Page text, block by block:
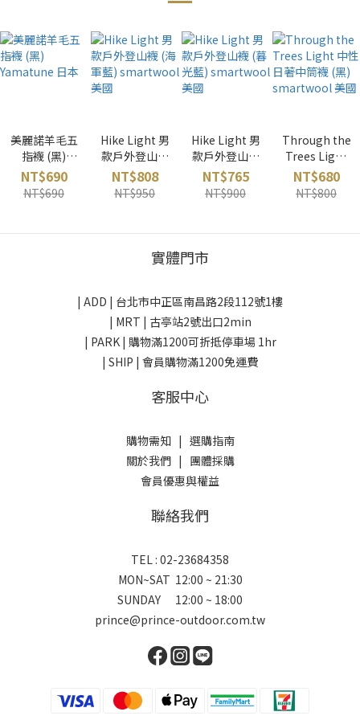
美麗諾羊毛五
指襪 (黑)
Yamatune 日
本
NT$690
NT$690
Hike Light 男
款戶外登山襪
(海軍藍)
smartwool
美國
NT$808
NT$950
Hike Light 男
款戶外登山襪
(暮光藍)
smartwool
美國
NT$765
NT$900
Through the
Trees Light
中性日著中筒
襪 (黑)
smartwool
NT$680
NT$800
實體門市
| ADD | 台北市中正區南昌路2段112號1樓
| MRT | 古亭站2號出口2min
| PARK | 購物滿1200可折抵停車場 1hr
| SHIP | 會員購物滿1200免運費
客服中心
購物需知| 選購指南
關於我們| 團體採購
會員優惠與權益
聯絡我們
TEL : 02-23684358
MON~SAT 12:00 ~ 21:30
SUNDAY 12:00 ~ 18:00
prince@prince-outdoor.com.tw